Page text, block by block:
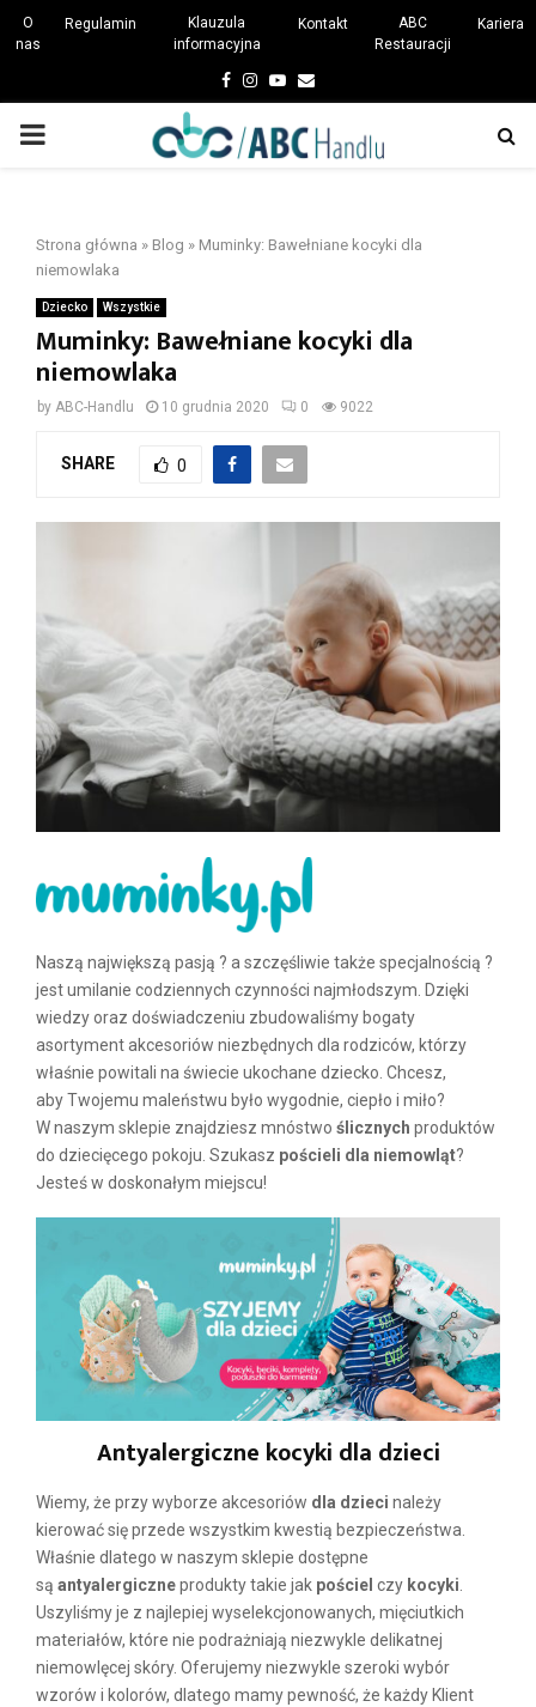
O
nas
Regulamin
Klauzula
informacyjna
Kontakt
ABC
Restauracji
Kariera
Facebook
Instagram
Youtube
Email
PRIMARY
Strona główna » Blog » Muminky: Bawełniane kocyki dla
niemowlaka
Dziecko Wszystkie
Muminky: Bawełniane kocyki dla
niemowlaka
by ABC-Handlu 10 grudnia 2020 0 9022
SHARE 0
Naszą największą pasją ? a szczęśliwie także specjalnością ?
jest umilanie codziennych czynności najmłodszym. Dzięki
wiedzy oraz doświadczeniu zbudowaliśmy bogaty
asortyment akcesoriów niezbędnych dla rodziców, którzy
właśnie powitali na świecie ukochane dziecko. Chcesz,
aby Twojemu maleństwu było wygodnie, ciepło i miło?
W naszym sklepie znajdziesz mnóstwo ślicznych produktów
do dziecięcego pokoju. Szukasz pościeli dla niemowląt?
Jesteś w doskonałym miejscu!
Antyalergiczne kocyki dla dzieci
Wiemy, że przy wyborze akcesoriów dla dzieci należy
kierować się przede wszystkim kwestią bezpieczeństwa.
Właśnie dlatego w naszym sklepie dostępne
są antyalergiczneprodukty takie jak pościel czy kocyki.
Uszyliśmy je z najlepiej wyselekcjonowanych, mięciutkich
materiałów, które nie podrażniają niezwykle delikatnej
niemowlęcej skóry. Oferujemy niezwykle szeroki wybór
wzorów i kolorów, dlatego mamy pewność, że każdy Klient